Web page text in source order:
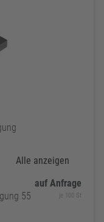
Alle anzeigen
55
auf Anfrage
je 100 St